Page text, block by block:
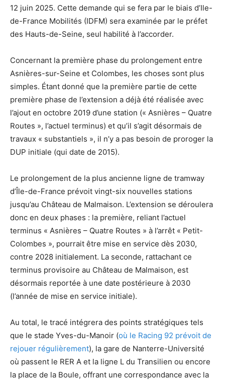
12 juin 2025. Cette demande qui se fera par le biais d’Ile-
de-France Mobilités (IDFM) sera examinée par le préfet
des Hauts-de-Seine, seul habilité à l’accorder.
Concernant la première phase du prolongement entre
Asnières-sur-Seine et Colombes, les choses sont plus
simples. Étant donné que la première partie de cette
première phase de l’extension a déjà été réalisée avec
l’ajout en octobre 2019 d’une station (« Asnières – Quatre
Routes », l’actuel terminus) et qu’il s’agit désormais de
travaux « substantiels », il n’y a pas besoin de proroger la
DUP initiale (qui date de 2015).
Le prolongement de la plus ancienne ligne de tramway
d’Île-de-France prévoit vingt-six nouvelles stations
jusqu’au Château de Malmaison. L’extension se déroulera
donc en deux phases : la première, reliant l’actuel
terminus « Asnières – Quatre Routes » à l’arrêt « Petit-
Colombes », pourrait être mise en service dès 2030,
contre 2028 initialement. La seconde, rattachant ce
terminus provisoire au Château de Malmaison, est
désormais reportée à une date postérieure à 2030
(l’année de mise en service initiale).
Au total, le tracé intégrera des points stratégiques tels
que le stade Yves-du-Manoir (où le Racing 92 prévoit de
rejouer régulièrement), la gare de Nanterre-Université
où passent le RER A et la ligne L du Transilien ou encore
la place de la Boule, offrant une correspondance avec la